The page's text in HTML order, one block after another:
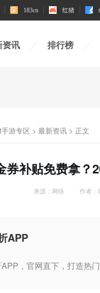
183cn 红猪
183cn 红猪
资讯 排行榜
游专区 > 最新资讯 > 正文
券补贴免费拿？
来源：网络 作者：
APP